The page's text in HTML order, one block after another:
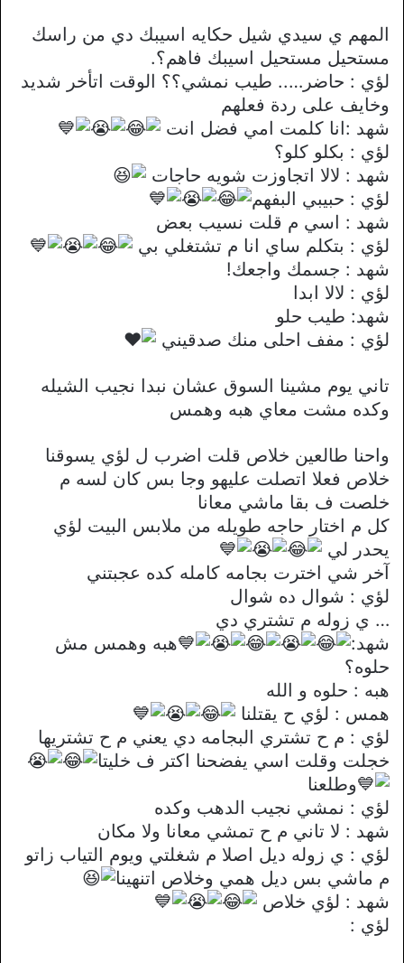
المهم ي سيدي شيل حكايه اسيبك دي من راسك
مستحيل مستحيل اسيبك فاهم؟.
لؤي : حاضر….. طيب نمشي؟؟ الوقت اتأخر شديد
وخايف على ردة فعلهم
شهد :انا كلمت امي فضل انت
لؤي : بكلو كلو؟
شهد : لالا اتجاوزت شويه حاجات
لؤي : حبيبي البفهم
شهد : اسي م قلت نسيب بعض
لؤي : بتكلم ساي انا م تشتغلي بي
شهد : جسمك واجعك!
لؤي : لالا ابدا
شهد: طيب حلو
لؤي : مفف احلى منك صدقيني
تاني يوم مشينا السوق عشان نبدا نجيب الشيله
وكده مشت معاي هبه وهمس
واحنا طالعين خلاص قلت اضرب ل لؤي يسوقنا
خلاص فعلا اتصلت عليهو وجا بس كان لسه م
خلصت ف بقا ماشي معانا
كل م اختار حاجه طويله من ملابس البيت لؤي
يحدر لي
آخر شي اخترت بجامه كامله كده عجبتني
لؤي : شوال ده شوال
… ي زوله م تشتري دي
شهد:
هبه وهمس مش
حلوه؟
هبه : حلوه و الله
همس : لؤي ح يقتلنا
لؤي : م ح تشتري البجامه دي يعني م ح تشتريها
خجلت وقلت اسي يفضحنا اكتر ف خليتا
وطلعنا
لؤي : نمشي نجيب الدهب وكده
شهد : لا تاني م ح تمشي معانا ولا مكان
لؤي : ي زوله ديل اصلا م شغلتي ويوم التياب زاتو
م ماشي بس ديل همي وخلاص اتنهينا
شهد : لؤي خلاص
لؤي :